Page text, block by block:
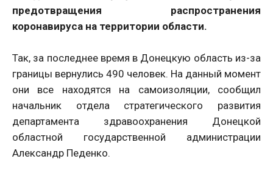
предотвращения распространения
коронавируса на территории области.
Так, за последнее время в Донецкую область из-за
границы вернулись 490 человек. На данный момент
они все находятся на самоизоляции, сообщил
начальник отдела стратегического развития
департамента здравоохранения Донецкой
областной государственной администрации
Александр Педенко.